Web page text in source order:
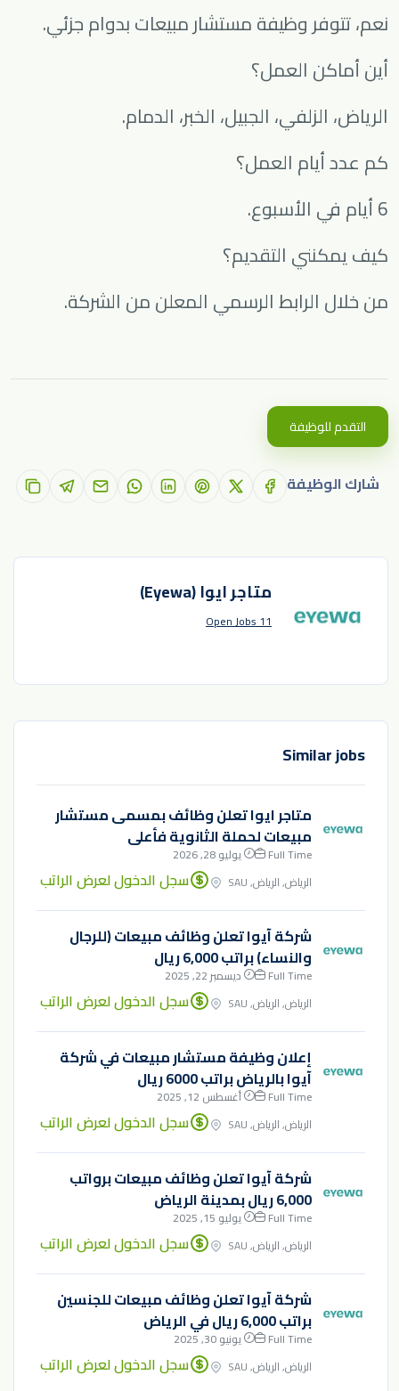
نعم، تتوفر وظيفة مستشار مبيعات بدوام جزئي.
أين أماكن العمل؟
الرياض، الزلفي، الجبيل، الخبر، الدمام.
كم عدد أيام العمل؟
6 أيام في الأسبوع.
كيف يمكنني التقديم؟
من خلال الرابط الرسمي المعلن من الشركة.
التقدم للوظيفة
شارك الوظيفة
متاجر ايوا (Eyewa)
11 Open Jobs
Similar jobs
متاجر ايوا تعلن وظائف بمسمى مستشار
مبيعات لحملة الثانوية فأعلى
Full Time
يوليو 28, 2026
الرياض, الرياض, SAU
سجل الدخول لعرض الراتب
شركة آيوا تعلن وظائف مبيعات (للرجال
والنساء) براتب 6,000 ريال
Full Time
ديسمبر 22, 2025
الرياض, الرياض, SAU
سجل الدخول لعرض الراتب
إعلان وظيفة مستشار مبيعات في شركة
آيوا بالرياض براتب 6000 ريال
Full Time
أغسطس 12, 2025
الرياض, الرياض, SAU
سجل الدخول لعرض الراتب
شركة آيوا تعلن وظائف مبيعات برواتب
6,000 ريال بمدينة الرياض
Full Time
يوليو 15, 2025
الرياض, الرياض, SAU
سجل الدخول لعرض الراتب
شركة آيوا تعلن وظائف مبيعات للجنسين
براتب 6,000 ريال في الرياض
Full Time
يونيو 30, 2025
الرياض, الرياض, SAU
سجل الدخول لعرض الراتب